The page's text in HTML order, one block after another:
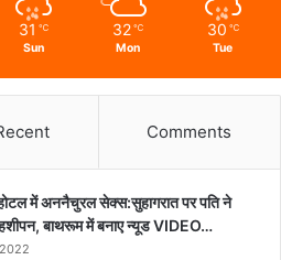
31 ℃
Sun
32 ℃
Mon
30 ℃
Tue
Comments
में अननैचुरल सेक्स:सुहागरात पर पति ने
बाथरूम में बनाए न्यूड VIDEO…